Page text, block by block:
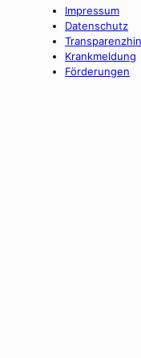
Impressum
Datenschutz
Krankmeldung
Förderungen